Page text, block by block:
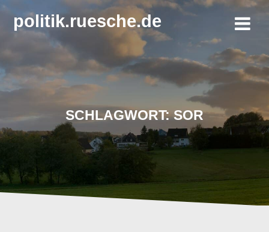
Zum
Inhalt
springen
politik.ruesche.de
SCHLAGWORT:SOR